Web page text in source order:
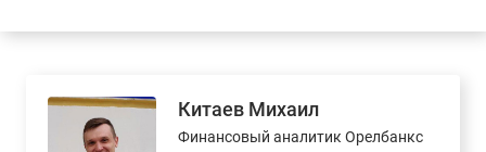
Китаев Михаил
Финансовый аналитик Орелбанкс